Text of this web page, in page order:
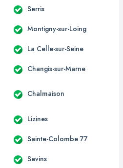
Serris
Montigny-sur-Loing
La Celle-sur-Seine
Changis-sur-Marne
Chalmaison
Lizines
Sainte-Colombe 77
Savins